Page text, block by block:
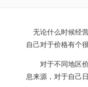
无论什么时候经
自己对于价格有个
对于不同地区价
息来源，对于自己